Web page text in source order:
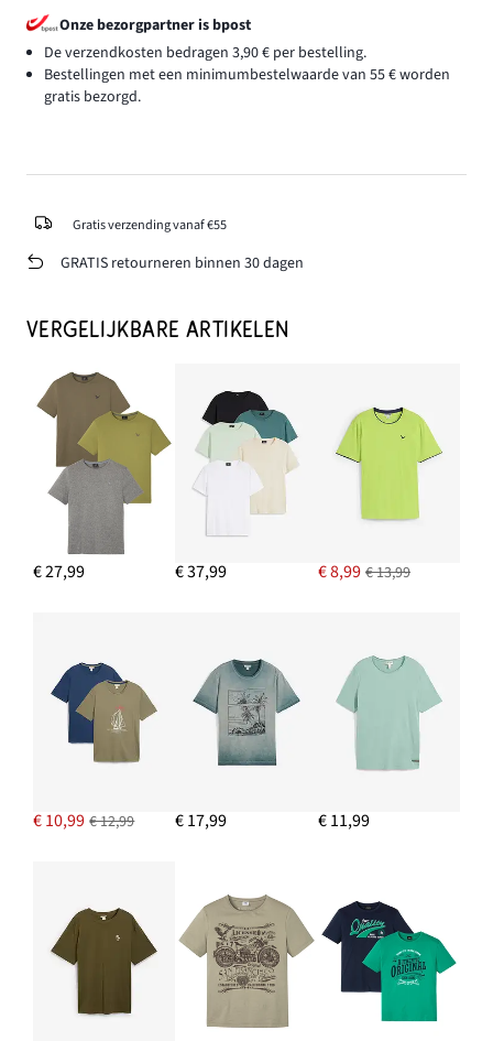
Onze bezorgpartner is bpost
De verzendkosten bedragen 3,90 € per bestelling.
Bestellingen met een minimumbestelwaarde van 55 € worden
gratis bezorgd.
Gratis verzending vanaf €55
GRATIS retourneren binnen 30 dagen
VERGELIJKBARE ARTIKELEN
€ 27,99 € 37,99 € 8,99 € 13,99
€ 10,99 € 12,99 € 17,99 € 11,99